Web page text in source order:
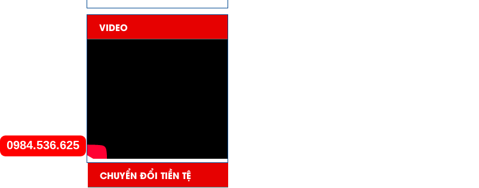
0984.536.625
VIDEO
CHUYỂN ĐỔI TIỀN TỆ